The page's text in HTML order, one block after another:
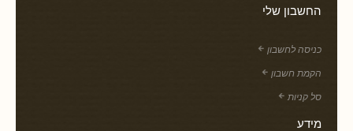
החשבון שלי
כניסה לחשבון
הקמת חשבון
סל קניות
מידע